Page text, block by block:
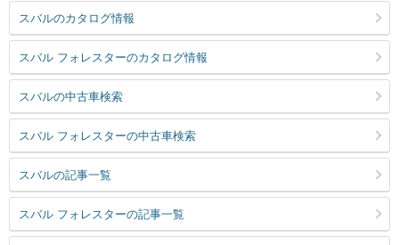
スバルのカタログ情報
スバル フォレスターのカタログ情報
スバルの中古車検索
スバル フォレスターの中古車検索
スバルの記事一覧
スバル フォレスターの記事一覧